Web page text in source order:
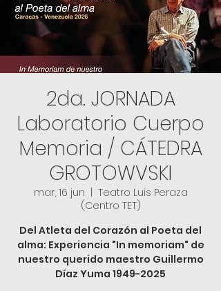
2da. JORNADA
Laboratorio Cuerpo
Memoria / CÁTEDRA
GROTOWVSKI
mar, 16 jun
Teatro Luis Peraza
(Centro TET)
Del Atleta del Corazón al Poeta del
alma: Experiencia "In memoriam" de
nuestro querido maestro Guillermo
Díaz Yuma 1949-2025